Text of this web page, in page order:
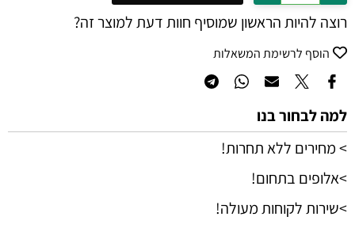
רוצה להיות הראשון שמוסיף חוות דעת למוצר זה?
הוסף לרשימת המשאלות
למה לבחור בנו
> מחירים ללא תחרות!
>אלופים בתחום!
>שירות לקוחות מעולה!